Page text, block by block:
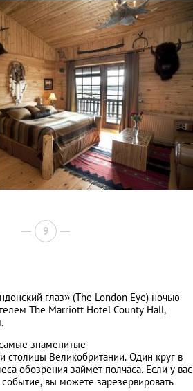
9
глаз» (The London Eye) ночью
The Marriott Hotel County Hall,
знаменитые
столицы Великобритании. Один круг в
обозрения займет полчаса. Если у вас
вы можете зарезервировать